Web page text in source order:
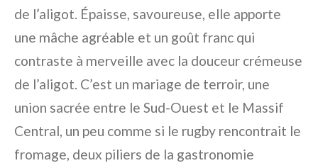
de l’aligot. Épaisse, savoureuse, elle apporte
une mâche agréable et un goût franc qui
contraste à merveille avec la douceur crémeuse
de l’aligot. C’est un mariage de terroir, une
union sacrée entre le Sud-Ouest et le Massif
Central, un peu comme si le rugby rencontrait le
fromage, deux piliers de la gastronomie